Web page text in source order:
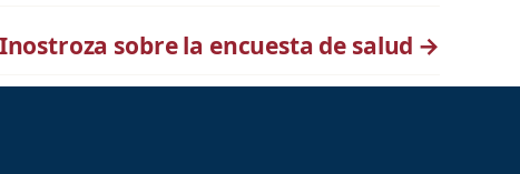
sobre la encuesta de salud →